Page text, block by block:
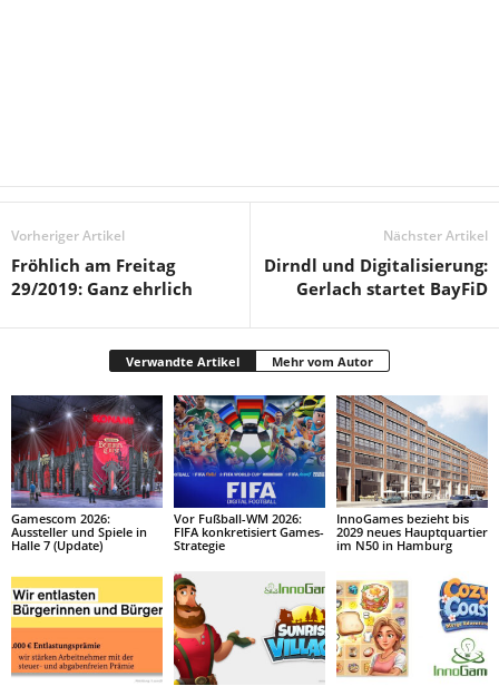
Vorheriger Artikel
Fröhlich am Freitag
29/2019: Ganz ehrlich
Nächster Artikel
Dirndl und Digitalisierung:
Gerlach startet BayFiD
Verwandte Artikel Mehr vom Autor
Gamescom 2026:
Aussteller und Spiele in
Halle 7 (Update)
Vor Fußball-WM 2026:
FIFA konkretisiert Games-
Strategie
InnoGames bezieht bis
2029 neues Hauptquartier
im N50 in Hamburg